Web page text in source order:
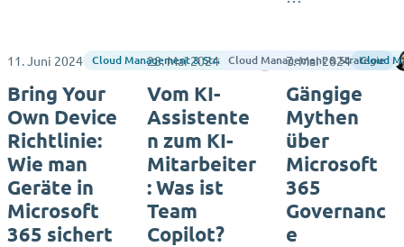
11. Juni 2024 Cloud Management & Strategy Liam Cleary
Bring Your
Own Device
Richtlinie:
Wie man
Geräte in
Microsoft
365 sichert
28. Mai 2024 Cloud Management & Strategie
Vom KI-
Assistente
n zum KI-
Mitarbeiter
: Was ist
Team
Copilot?
7. Mai 2024 Cloud
Gängige
Mythen
über
Microsoft
365
Governanc
e